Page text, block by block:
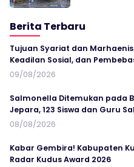
Berita Terbaru
Tujuan Syariat dan
Keadilan Sosial, dan
09/08/2026
Salmonella Ditemukan pada
Jepara, 123 Siswa dan Guru
08/08/2026
Kabar Gembira! Kabupaten
Radar Kudus Award 2026